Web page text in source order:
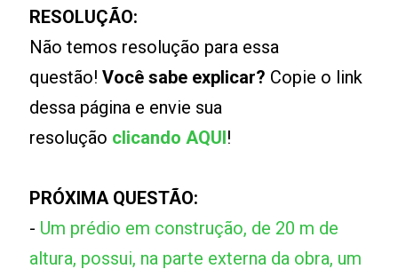
RESOLUÇÃO:
Não temos resolução para essa
questão!Você sabe explicar? Copie o link
dessa página e envie sua
resolução clicando AQUI!
PRÓXIMA QUESTÃO:
- Um prédio em construção, de 20 m de
altura, possui, na parte externa da obra, um